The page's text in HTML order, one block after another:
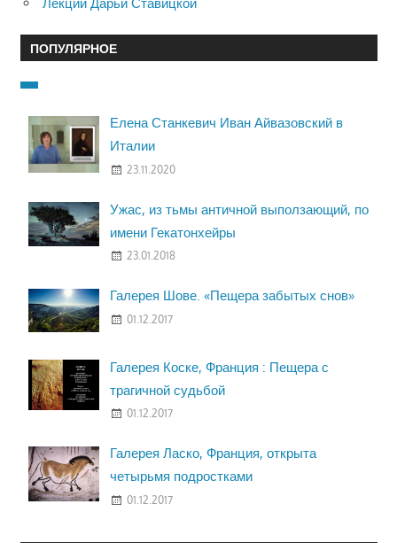
ПОПУЛЯРНОЕ
Елена Станкевич Иван Айвазовский в
Италии
23.11.2020
Ужас, из тьмы античной выползающий, по
имени Гекатонхейры
23.01.2018
Галерея Шове. «Пещера забытых снов»
01.12.2017
Галерея Коске, Франция : Пещера с
трагичной судьбой
01.12.2017
Галерея Ласко, Франция, открыта
четырьмя подростками
01.12.2017